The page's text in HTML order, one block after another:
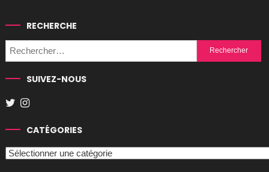
RECHERCHE
Rechercher :
SUIVEZ-NOUS
CATÉGORIES
Catégories